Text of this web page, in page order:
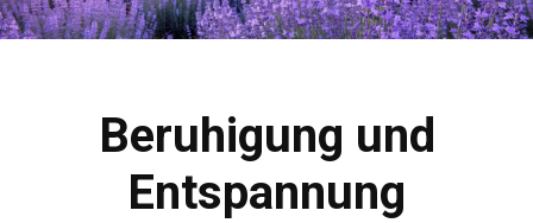
Beruhigung und
Entspannung